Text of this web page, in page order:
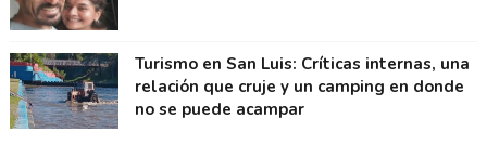
Turismo en San Luis: Críticas internas, una
relación que cruje y un camping en donde
no se puede acampar